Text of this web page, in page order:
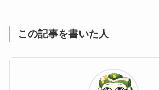
この記事を書いた人